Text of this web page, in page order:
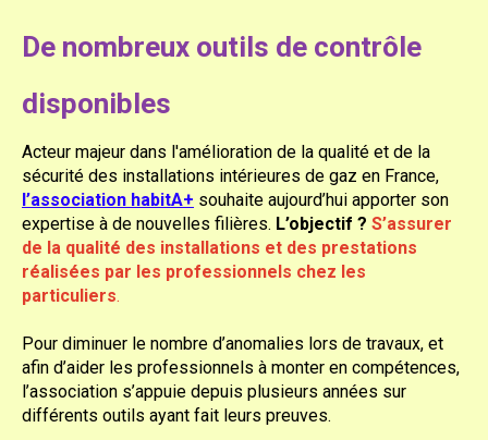
De nombreux outils de contrôle
disponibles
Acteur majeur dans l'amélioration de la qualité et de la
sécurité des installations intérieures de gaz en France,
l’association habitA+ souhaite aujourd’hui apporter son
expertise à de nouvelles filières. L’objectif ? S’assurer
de la qualité des installations et des prestations
réalisées par les professionnels chez les
particuliers.
Pour diminuer le nombre d’anomalies lors de travaux, et
afin d’aider les professionnels à monter en compétences,
l’association s’appuie depuis plusieurs années sur
différents outils ayant fait leurs preuves.